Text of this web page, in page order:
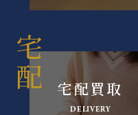
宅配買取
DELIVERY